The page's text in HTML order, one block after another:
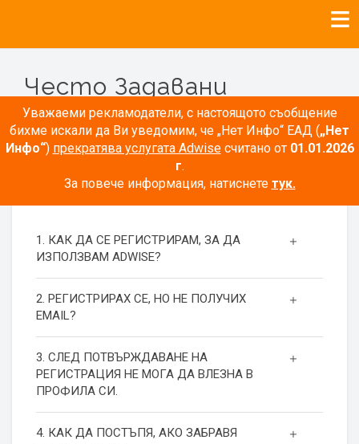
Уважаеми рекламодатели, с настоящото съобщение
бихме искали да Ви уведомим, че „Нет Инфо“ ЕАД („Нет
Инфо“) прекратява услугата Adwiseсчитано от 01.01.2026
г.
За повече информация, натиснете тук.
Често Задавани
Въпроси
РЕГИСТРАЦИЯ
1. КАК ДА СЕ РЕГИСТРИРАМ, ЗА ДА
ИЗПОЛЗВАМ ADWISE?
2. РЕГИСТРИРАХ СЕ, НО НЕ ПОЛУЧИХ
EMAIL?
3. СЛЕД ПОТВЪРЖДАВАНЕ НА
РЕГИСТРАЦИЯ НЕ МОГА ДА ВЛЕЗНА В
ПРОФИЛА СИ.
4. КАК ДА ПОСТЪПЯ, АКО ЗАБРАВЯ